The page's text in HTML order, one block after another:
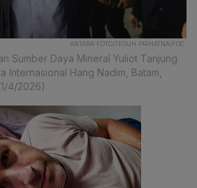
ANTARA FOTO/TEGUH PRIHATNA/FOC.
Sumber Daya Mineral Yuliot Tanjung
Internasional Hang Nadim, Batam,
4/2026).